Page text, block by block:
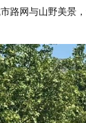
路网与山野美景